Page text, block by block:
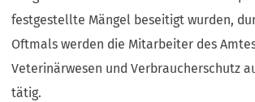
festgestellte Mängel beseitigt wurden,
Oftmals werden die Mitarbeiter des
Veterinärwesen und Verbraucherschutz
tätig.